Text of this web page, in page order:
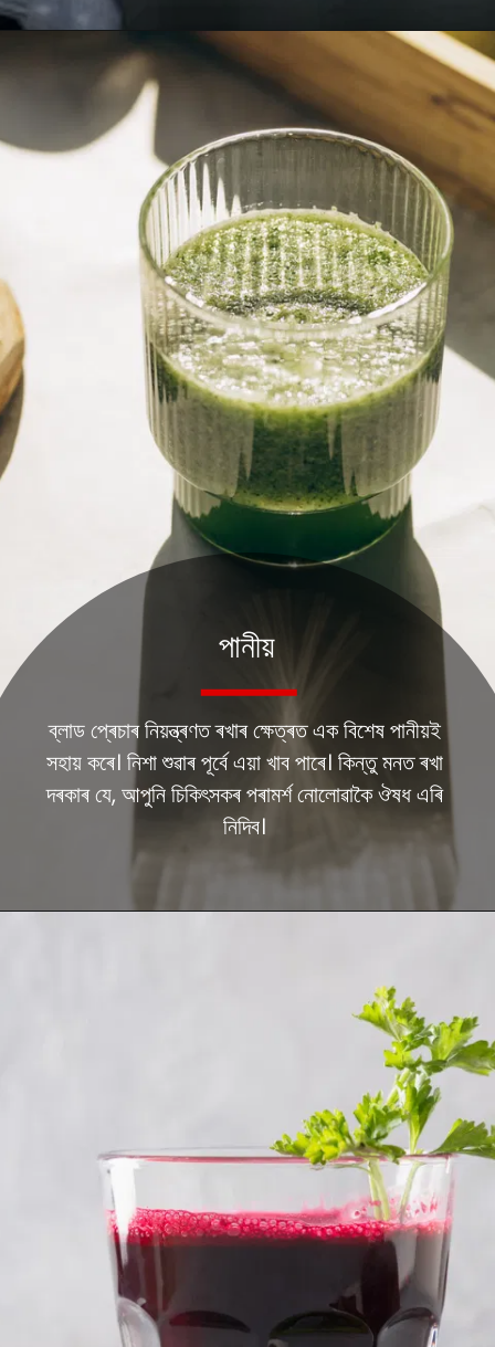
ব্লাড প্ৰেচাৰ নিয়ন্ত্ৰণত ৰখাৰ ক্ষেত্ৰত এক বিশেষ পানীয়ই
সহায় কৰে। নিশা শুৱাৰ পূৰ্বে এয়া খাব পাৰে। কিন্তু মনত ৰখা
দৰকাৰ যে, আপুনি চিকিৎসকৰ পৰামৰ্শ নোলোৱাকৈ ঔষধ এৰি
নিদিব।
পানীয়